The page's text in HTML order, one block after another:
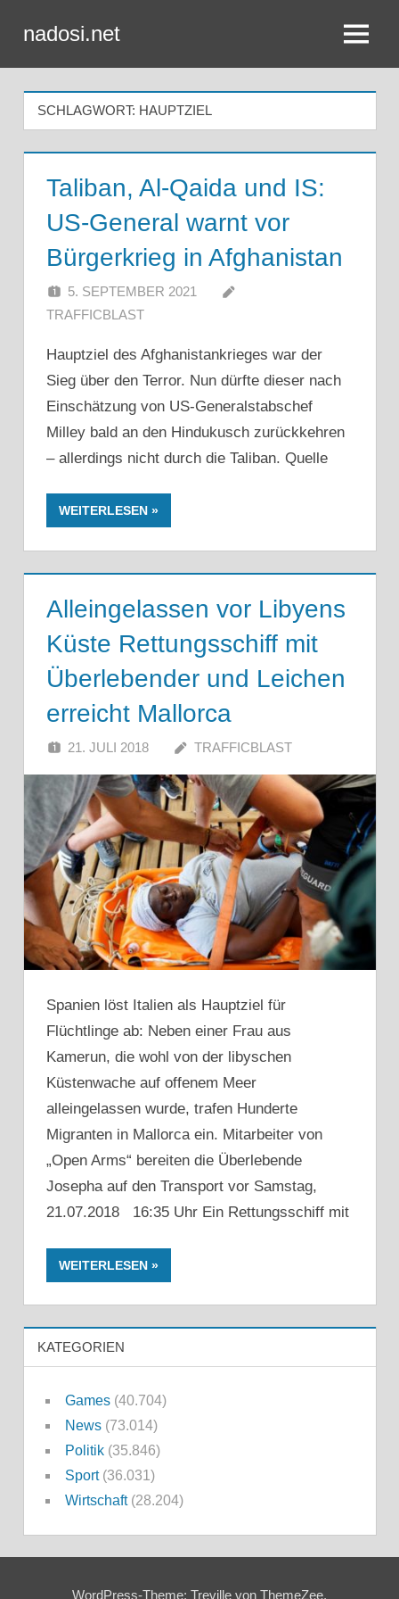
Inhalt
springen
nadosi.net Menü
SCHLAGWORT: HAUPTZIEL
Taliban, Al-Qaida und IS:
US-General warnt vor
Bürgerkrieg in Afghanistan
5. SEPTEMBER 2021
TRAFFICBLAST
Hauptziel des Afghanistankrieges war der
Sieg über den Terror. Nun dürfte dieser nach
Einschätzung von US-Generalstabschef
Milley bald an den Hindukusch zurückkehren
– allerdings nicht durch die Taliban. Quelle
WEITERLESEN
Alleingelassen vor Libyens
Küste Rettungsschiff mit
Überlebender und Leichen
erreicht Mallorca
21. JULI 2018 TRAFFICBLAST
Spanien löst Italien als Hauptziel für
Flüchtlinge ab: Neben einer Frau aus
Kamerun, die wohl von der libyschen
Küstenwache auf offenem Meer
alleingelassen wurde, trafen Hunderte
Migranten in Mallorca ein. Mitarbeiter von
„Open Arms“ bereiten die Überlebende
Josepha auf den Transport vor Samstag,
21.07.2018 16:35 Uhr Ein Rettungsschiff mit
WEITERLESEN
KATEGORIEN
Games(40.704)
News(73.014)
Politik(35.846)
Sport(36.031)
Wirtschaft(28.204)
WordPress-Theme: Treville von ThemeZee.